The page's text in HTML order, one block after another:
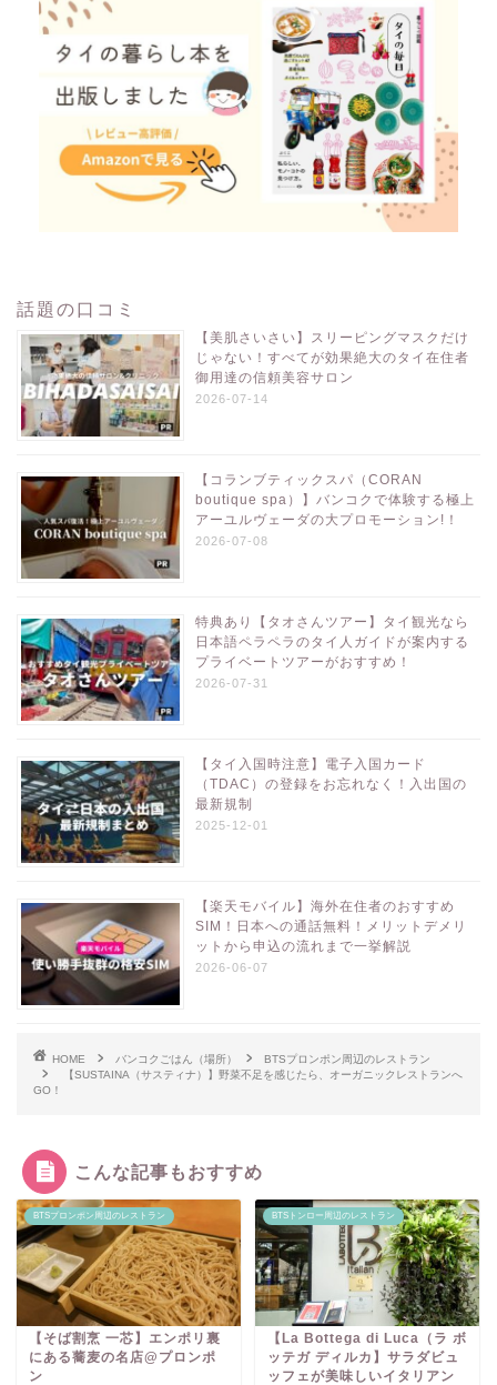
話題の口コミ
【美肌さいさい】スリーピングマスクだけ
じゃない！すべてが効果絶大のタイ在住者
御用達の信頼美容サロン
2026-07-14
【コランブティックスパ（CORAN
boutique spa）】バンコクで体験する極上
アーユルヴェーダの大プロモーション!！
2026-07-08
特典あり【タオさんツアー】タイ観光なら
日本語ペラペラのタイ人ガイドが案内する
プライベートツアーがおすすめ！
2026-07-31
【タイ入国時注意】電子入国カード
（TDAC）の登録をお忘れなく！入出国の
最新規制
2025-12-01
【楽天モバイル】海外在住者のおすすめ
SIM！日本への通話無料！メリットデメリ
ットから申込の流れまで一挙解説
2026-06-07
HOME バンコクごはん（場所）
BTSプロンポン周辺のレストラン
【SUSTAINA（サスティナ）】野菜不足を感じたら、オーガニックレストランへ
GO！
こんな記事もおすすめ
BTSプロンポン周辺のレストラン
【そば割烹 一芯】エンポリ裏
にある蕎麦の名店@プロンポ
ン
BTSトンロー周辺のレストラン
【La Bottega di Luca（ラ ボ
ッテガ ディルカ】サラダビュ
ッフェが美味しいイタリアン